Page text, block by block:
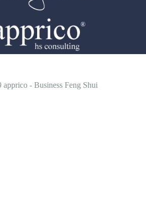
apprico - Business Feng Shui